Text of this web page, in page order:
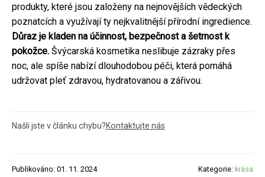
produkty, které jsou založeny na nejnovějších vědeckých
poznatcích a využívají ty nejkvalitnější přírodní ingredience.
Důraz je kladen na účinnost, bezpečnost a šetrnost k
pokožce. Švýcarská kosmetika neslibuje zázraky přes
noc, ale spíše nabízí dlouhodobou péči, která pomáhá
udržovat pleť zdravou, hydratovanou a zářivou.
Našli jste v článku chybu?Kontaktujte nás
Publikováno: 01. 11. 2024 Kategorie: krása